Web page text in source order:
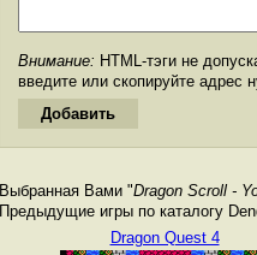
Внимание: HTML-тэги не
введите или скопируйте
Выбранная Вами "Dragon Scroll -
Предыдущие игры по каталогу
Dragon Quest 4